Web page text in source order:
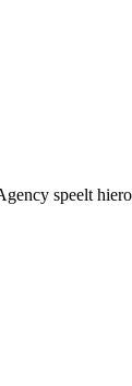
speelt